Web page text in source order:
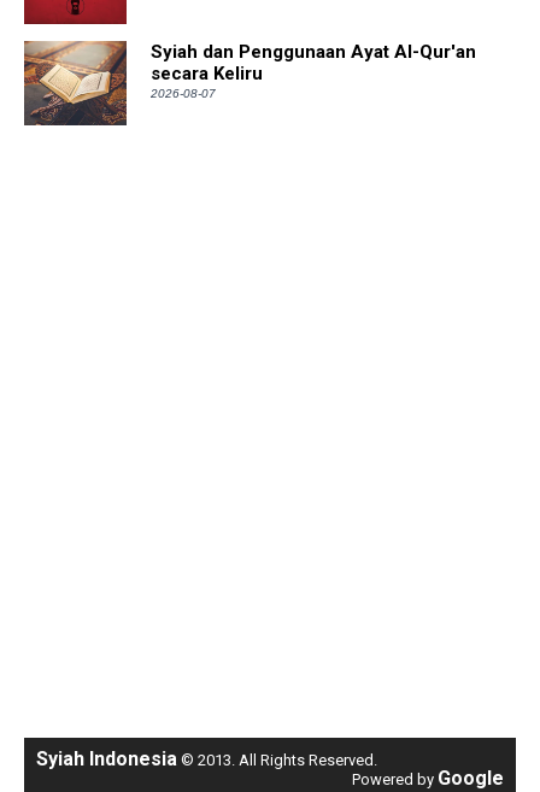
Syiah dan Penggunaan Ayat Al-Qur'an
secara Keliru
2026-08-07
Syiah Indonesia © 2013. All Rights Reserved.
Powered by Google